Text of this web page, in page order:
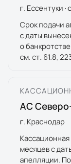
г. Ессентуки ·
Срок подачи
с даты
о
см. ст. 61.8,
АС
г. Краснодар
месяцев с
апелляции.